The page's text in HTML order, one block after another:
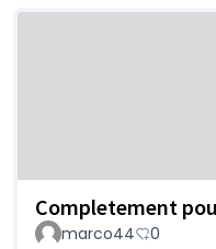
Completement
marco44 0